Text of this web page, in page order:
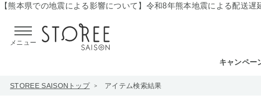
【熊本県での地震による影響について】 令和8年熊本地震による配送遅
メニュー
キャンペー
STOREE SAISONトップ アイテム検索結果